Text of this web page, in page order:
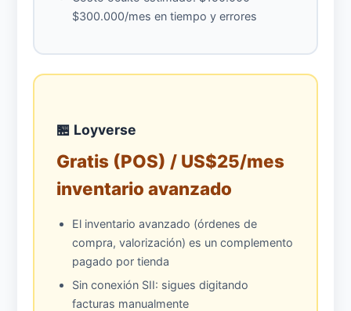
$300.000/mes en tiempo y errores
🏪 Loyverse
Gratis (POS) / US$25/mes
inventario avanzado
El inventario avanzado (órdenes de
compra, valorización) es un complemento
pagado por tienda
Sin conexión SII: sigues digitando
facturas manualmente